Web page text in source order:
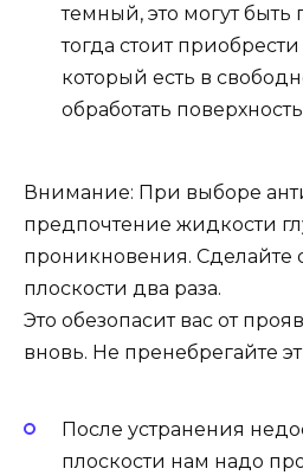
темный, это могут
тогда стоит
который есть в
обработать
Внимание: При выборе
предпочтение жидкости
проникновения. Сделайте
плоскости два раза.
Это обезопасит вас от
вновь. Не пренебрегайте
После устранения
плоскости нам надо